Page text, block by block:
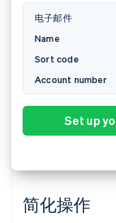
ING bank
Li Gong
简化操作